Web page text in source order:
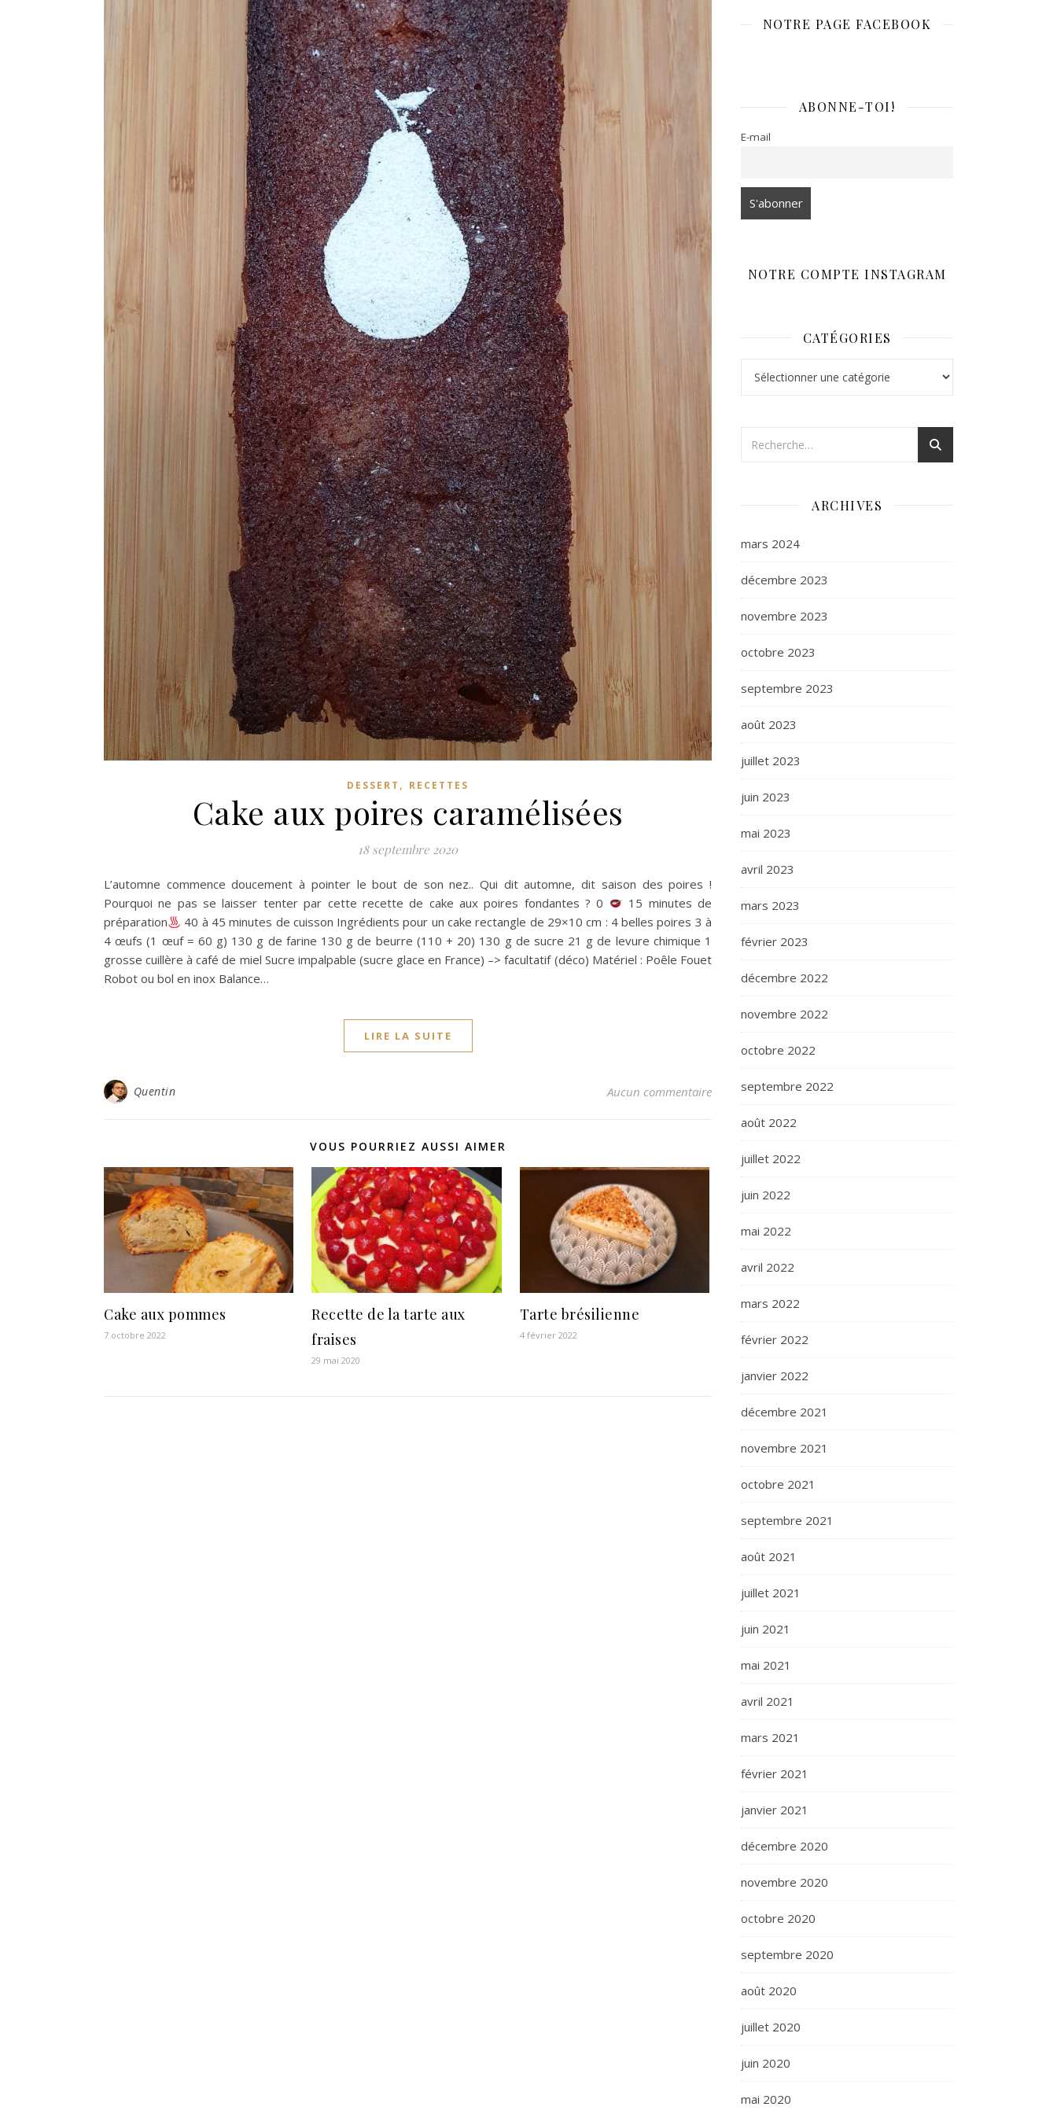
DESSERT , RECETTES
Cake aux poires caramélisées
18 septembre 2020
L’automne commence doucement à pointer le bout de son nez.. Qui dit automne, dit saison des poires !
Pourquoi ne pas se laisser tenter par cette recette de cake aux poires fondantes ? 0
15 minutes de
préparation
40 à 45 minutes de cuisson Ingrédients pour un cake rectangle de 29×10 cm : 4 belles poires 3 à
4 œufs (1 œuf = 60 g) 130 g de farine 130 g de beurre (110 + 20) 130 g de sucre 21 g de levure chimique 1
grosse cuillère à café de miel Sucre impalpable (sucre glace en France) –> facultatif (déco) Matériel : Poêle Fouet
Robot ou bol en inox Balance…
LIRE LA SUITE
Quentin Aucun commentaire
VOUS POURRIEZ AUSSI AIMER
Cake aux pommes
7 octobre 2022
Recette de la tarte aux
fraises
29 mai 2020
Tarte brésilienne
4 février 2022
NOTRE PAGE FACEBOOK
ABONNE-TOI!
E-mail
NOTRE COMPTE INSTAGRAM
CATÉGORIES
ARCHIVES
mars 2024
décembre 2023
novembre 2023
octobre 2023
septembre 2023
août 2023
juillet 2023
juin 2023
mai 2023
avril 2023
mars 2023
février 2023
décembre 2022
novembre 2022
octobre 2022
septembre 2022
août 2022
juillet 2022
juin 2022
mai 2022
avril 2022
mars 2022
février 2022
janvier 2022
décembre 2021
novembre 2021
octobre 2021
septembre 2021
août 2021
juillet 2021
juin 2021
mai 2021
avril 2021
mars 2021
février 2021
janvier 2021
décembre 2020
novembre 2020
octobre 2020
septembre 2020
août 2020
juillet 2020
juin 2020
mai 2020